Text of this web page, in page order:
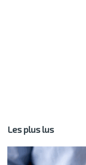
Les plus lus